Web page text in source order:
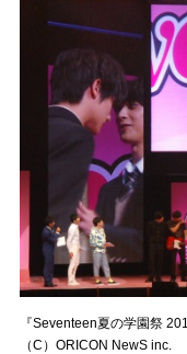
『Seventeen夏の学園祭
（C）ORICON NewS inc.